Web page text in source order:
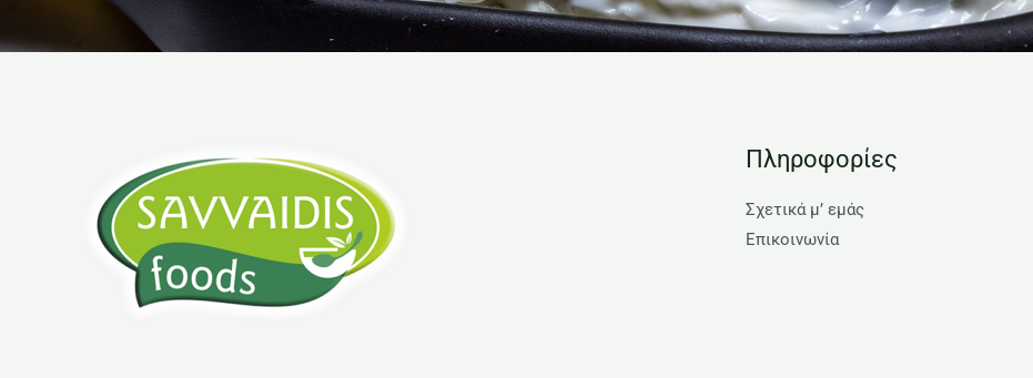
Πληροφορίες
Σχετικά μ’ εμάς
Επικοινωνία